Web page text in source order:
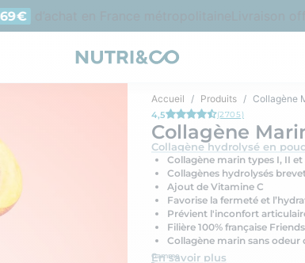
d’achat en France métropolitaine
Accueil Produits Collagène
4,5 (2705)
Collagène
Collagène hydrolysé en
Collagène marin types I, II
Collagènes hydrolysés
Ajout de Vitamine C
Favorise la fermeté et
Prévient l'inconfort
Filière 100% française
Collagène marin sans odeur
En savoir plus
Gamme